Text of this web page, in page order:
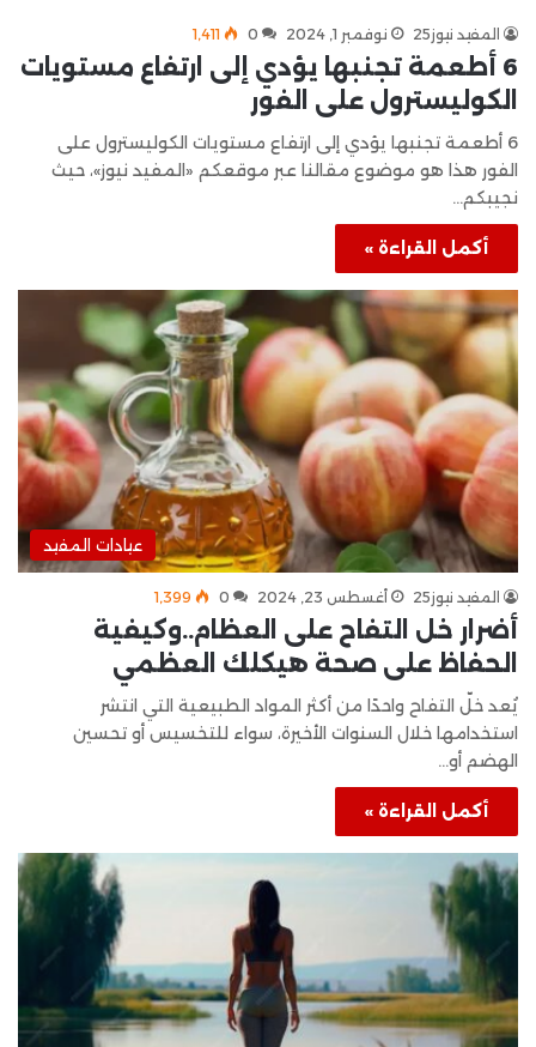
المفيد نيوز25 نوفمبر 1, 2024 0 1٬411
6 أطعمة تجنبها يؤدي إلى ارتفاع مستويات
الكوليسترول على الفور
6 أطعمة تجنبها يؤدي إلى ارتفاع مستويات الكوليسترول على
الفور هذا هو موضوع مقالنا عبر موقعكم «المفيد نيوز»، حيث
نجيبكم…
أكمل القراءة »
عيادات المفيد
المفيد نيوز25 أغسطس 23, 2024 0 1٬399
أضرار خل التفاح على العظام..وكيفية
الحفاظ على صحة هيكلك العظمي
يُعد خلّ التفاح واحدًا من أكثر المواد الطبيعية التي انتشر
استخدامها خلال السنوات الأخيرة، سواء للتخسيس أو تحسين
الهضم أو…
أكمل القراءة »